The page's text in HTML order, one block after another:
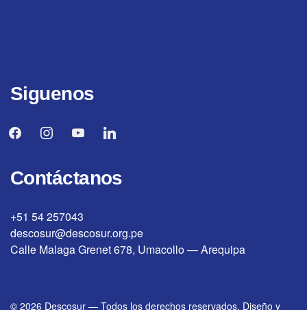
Siguenos
facebookinstagramyoutubelinkedin
Contáctanos
+51 54 257043
descosur@descosur.org.pe
Calle Malaga Grenet 678, Umacollo — Arequipa
© 2026 Descosur — Todos los derechos reservados. Diseño y